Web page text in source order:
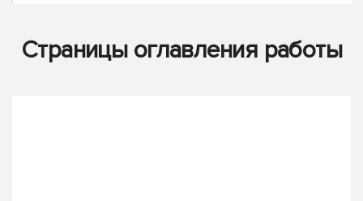
Страницы оглавления работы